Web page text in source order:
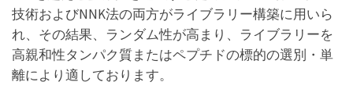
技術およびNNK法の両方がライブラリー構築に用いら
れ、その結果、ランダム性が高まり、ライブラリーを
高親和性タンパク質またはペプチドの標的の選別・単
離により適しております。